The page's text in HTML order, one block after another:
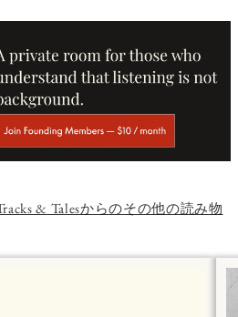
& Talesからのその他の読み物